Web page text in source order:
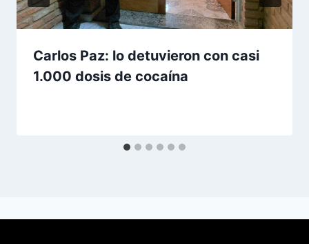
Carlos Paz: lo detuvieron con casi
1.000 dosis de cocaína